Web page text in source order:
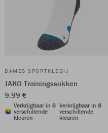
DAMES SPORTKLEDIJ
JAKO Trainingssokken
9,99 €
Verkrijgbaar in 8
verschillende
kleuren
Verkrijgbaar in 8
verschillende
kleuren